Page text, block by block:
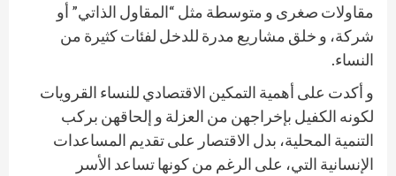
مقاولات صغرى و متوسطة مثل “المقاول الذاتي” أو
شركة، و خلق مشاريع مدرة للدخل لفئات كثيرة من
النساء.
و أكدت على أهمية التمكين الاقتصادي للنساء القرويات
لكونه الكفيل بإخراجهن من العزلة و إلحاقهن بركب
التنمية المحلية، بدل الاقتصار على تقديم المساعدات
الإنسانية التي، على الرغم من كونها تساعد الأسر